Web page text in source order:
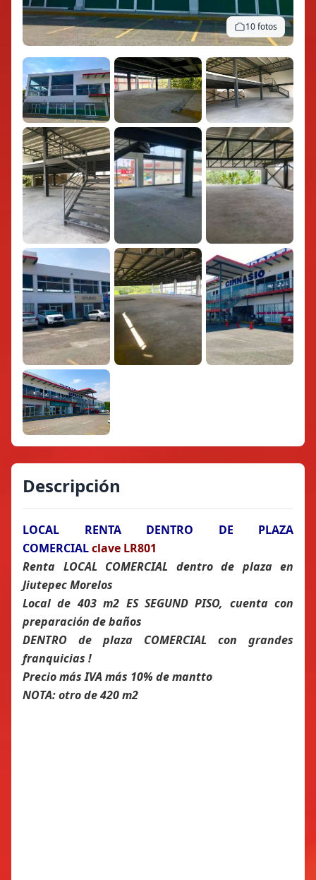
10 fotos
Descripción
LOCAL RENTA DENTRO DE PLAZA
COMERCIALclave LR801
Renta LOCAL COMERCIAL dentro de plaza en
Jiutepec Morelos
Local de 403 m2 ES SEGUND PISO, cuenta con
preparación de baños
DENTRO de plaza COMERCIAL con grandes
franquicias !
Precio más IVA más 10% de mantto
NOTA: otro de 420 m2